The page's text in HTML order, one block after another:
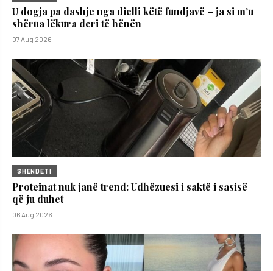
U dogja pa dashje nga dielli këtë fundjavë – ja si m’u
shërua lëkura deri të hënën
07 Aug 2026
SHENDETI
Proteinat nuk janë trend: Udhëzuesi i saktë i sasisë
që ju duhet
06 Aug 2026